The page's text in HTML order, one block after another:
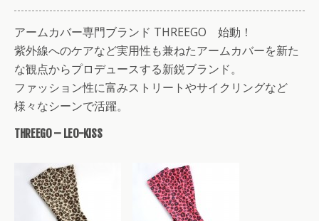
アームカバー専門ブランド THREEGO 始動！
紫外線へのケアなど実用性も兼ねたアームカバーを新た
な観点からプロデュースする新鋭ブランド。
ファッション性に富みストリートやサイクリングなど
様々なシーンで活躍。
THREEGO – LEO-KISS